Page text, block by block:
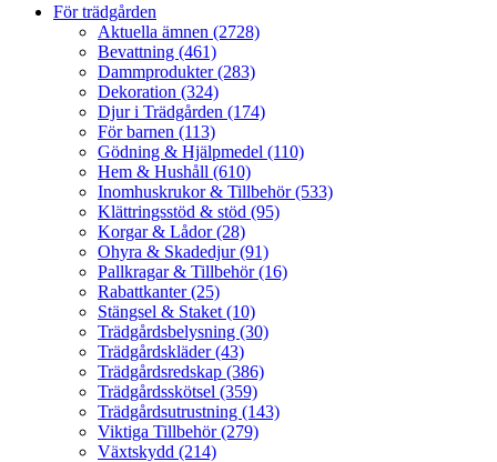
För trädgården
Aktuella ämnen (2728)
Bevattning (461)
Dammprodukter (283)
Dekoration (324)
Djur i Trädgården (174)
För barnen (113)
Gödning & Hjälpmedel (110)
Hem & Hushåll (610)
Inomhuskrukor & Tillbehör (533)
Klättringsstöd & stöd (95)
Korgar & Lådor (28)
Ohyra & Skadedjur (91)
Pallkragar & Tillbehör (16)
Rabattkanter (25)
Stängsel & Staket (10)
Trädgårdsbelysning (30)
Trädgårdskläder (43)
Trädgårdsredskap (386)
Trädgårdsskötsel (359)
Trädgårdsutrustning (143)
Viktiga Tillbehör (279)
Växtskydd (214)